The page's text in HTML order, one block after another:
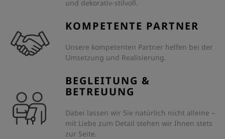
und dekorativ-stilvoll.
KOMPETENTE PARTNER
Unsere kompetenten Partner helfen bei der
Umsetzung und Realisierung.
BEGLEITUNG &
BETREUUNG
Dabei lassen wir Sie natürlich nicht alleine –
mit Liebe zum Detail stehen wir Ihnen stets
zur Seite.